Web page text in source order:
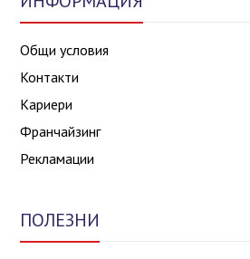
Общи условия
Контакти
Кариери
Франчайзинг
Рекламации
ПОЛЕЗНИ